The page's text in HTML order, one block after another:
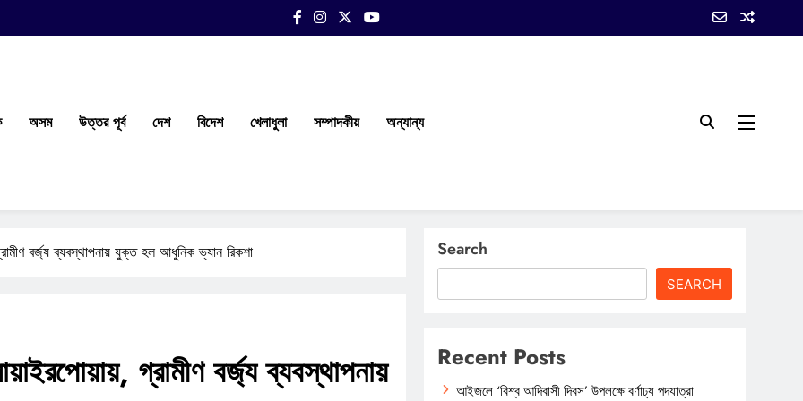
অসম উত্তর পূর্ব দেশ বিদেশ খেলাধুলা সম্পাদকীয় অন্যান্য
বর্জ্য ব্যবস্থাপনায় যুক্ত হল আধুনিক ভ্যান রিকশা
গ্রামীণ বর্জ্য ব্যবস্থাপনায়
Search
SEARCH
Recent Posts
আইজলে ‘বিশ্ব আদিবাসী দিবস’ উপলক্ষে বর্ণাঢ্য পদযাত্রা